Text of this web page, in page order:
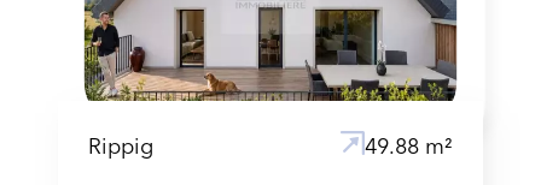
Rippig 49.88 m²